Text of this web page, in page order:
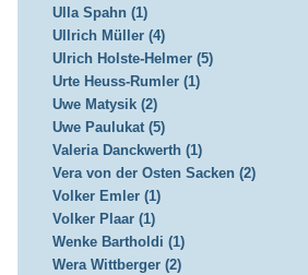
Ulla Spahn (1)
Ullrich Müller (4)
Ulrich Holste-Helmer (5)
Urte Heuss-Rumler (1)
Uwe Matysik (2)
Uwe Paulukat (5)
Valeria Danckwerth (1)
Vera von der Osten Sacken (2)
Volker Emler (1)
Volker Plaar (1)
Wenke Bartholdi (1)
Wera Wittberger (2)